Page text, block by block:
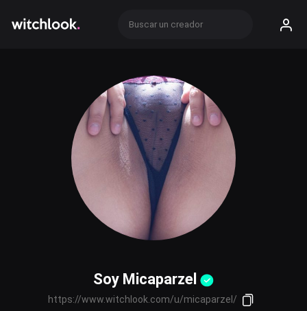
Soy Micaparzel
https://www.witchlook.com/u/micaparzel/